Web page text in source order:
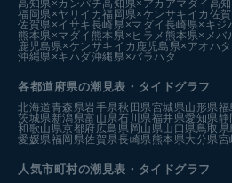
高知県×カンパチ高知県×アカアマダイ 高
福岡県×ヤリイカ福岡県×ケンサキイカ 佐
佐賀県×イサキ長崎県×マダイ 長崎県×キジ
熊本県×マダイ 熊本県×ヒラメ 熊本県×メバ
鹿児島県×ケンサキイカ 鹿児島県×アオハタ
沖縄県×キハダ沖縄県×バラハタ
各都道府県の潮見表 ・タイドグラフ
北海道青森県岩手県秋田県宮城県山形県福
茨城県新潟県富山県石川県福井県愛知県
和歌山県京都府広島県 岡山県山口県鳥取県
愛媛県福岡県佐賀県長崎県熊本県大分県宮
人気市町村の潮見表・タイドグラフ